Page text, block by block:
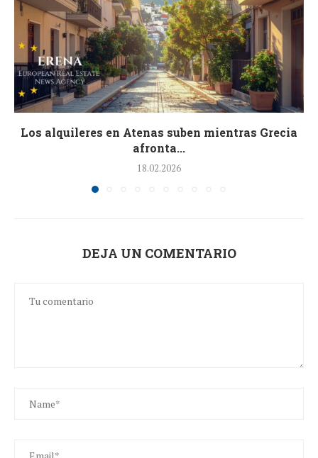
Los alquileres en Atenas suben mientras Grecia
afronta...
18.02.2026
DEJA UN COMENTARIO